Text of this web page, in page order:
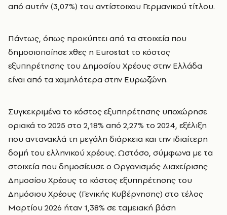
από αυτήν (3,07%) του αντίστοιχου Γερμανικού τίτλου.
Πάντως, όπως προκύπτει από τα στοιχεία που
δημοσιοποίησε χθες η Eurostat το κόστος
εξυπηρέτησης του Δημοσίου Χρέους στην Ελλάδα
είναι από τα χαμηλότερα στην Ευρωζώνη.
Συγκεκριμένα το κόστος εξυπηρέτησης υποχώρησε
οριακά το 2025 στο 2,18% από 2,27% το 2024, εξέλιξη
που αντανακλά τη μεγάλη διάρκεια και την ιδιαίτερη
δομή του ελληνικού χρέους. Ωστόσο, σύμφωνα με τα
στοιχεία που δημοσίευσε ο Οργανισμός Διαχείρισης
Δημοσίου Χρέους το κόστος εξυπηρέτησης του
Δημόσιου Χρέους (Γενικής Κυβέρνησης) στο τέλος
Μαρτίου 2026 ήταν 1,38% σε ταμειακή βάση